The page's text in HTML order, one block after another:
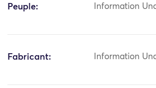
Peuple: Information
Fabricant: Information